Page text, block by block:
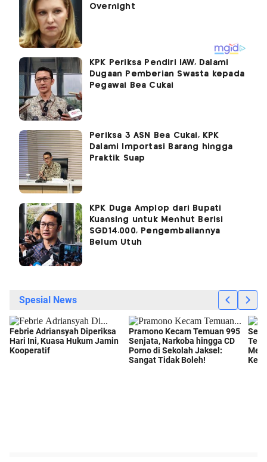
KPK Periksa Pendiri IAW, Dalami
Dugaan Pemberian Swasta kepada
Pegawai Bea Cukai
Periksa 3 ASN Bea Cukai, KPK
Dalami Importasi Barang hingga
Praktik Suap
KPK Duga Amplop dari Bupati
Kuansing untuk Menhut Berisi
SGD14.000, Pengembaliannya
Belum Utuh